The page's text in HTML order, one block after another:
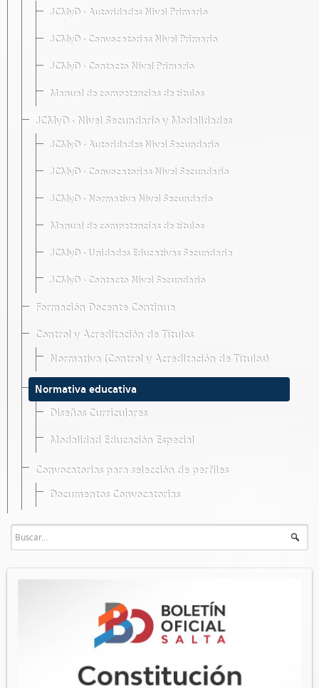
JCMyD · Autoridades Nivel Primario
JCMyD · Convocatorias Nivel Primario
JCMyD · Contacto Nivel Primario
Manual de competencias de títulos
JCMyD · Nivel Secundario y Modalidades
JCMyD · Autoridades Nivel Secundario
JCMyD · Convocatorias Nivel Secundario
JCMyD · Normativa Nivel Secundario
Manual de competencias de títulos
JCMyD · Unidades Educativas Secundaria
JCMyD · Contacto Nivel Secundario
Formación Docente Continua
Control y Acreditación de Títulos
Normativa (Control y Acreditación de Títulos)
Normativa educativa
Diseños Curriculares
Modalidad Educación Especial
Convocatorias para selección de perfiles
Documentos Convocatorias